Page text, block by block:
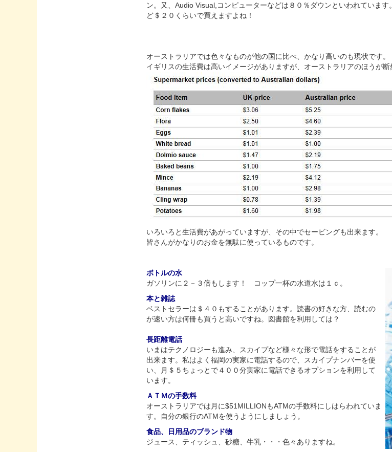
ン。又、Audio Visual,コンピューターなどは８０％ダウンといわれていま
ど＄２０くらいで買えますよね！
オーストラリアでは色々なものが他の国に比べ、かなり高いのも現状です。
イギリスの生活費は高いイメージがありますが、オーストラリアのほうが断
いろいろと生活費があがっていますが、その中でセービングも出来ます。
皆さんがかなりのお金を無駄に使っているものです。
ボトルの水
ガソリンに２－３倍もします！ コップ一杯の水道水は１ｃ。
本と雑誌
ベストセラーは＄４０もすることがあります。読書の好きな方、読むの
が速い方は何冊も買うと高いですね。図書館を利用しては？
長距離電話
いまはテクノロジーも進み、スカイプなど様々な形で電話をすることが
出来ます。私はよく福岡の実家に電話するので、スカイプナンバーを使
い、月＄５ちょっとで４００分実家に電話できるオプションを利用して
います。
ＡＴＭの手数料
オーストラリアでは月に$51MILLIONもATMの手数料にしはらわれていま
す。自分の銀行のATMを使うようにしましょう。
食品、日用品のブランド物
ジュース、ティッシュ、砂糖、牛乳・・・色々ありますね。